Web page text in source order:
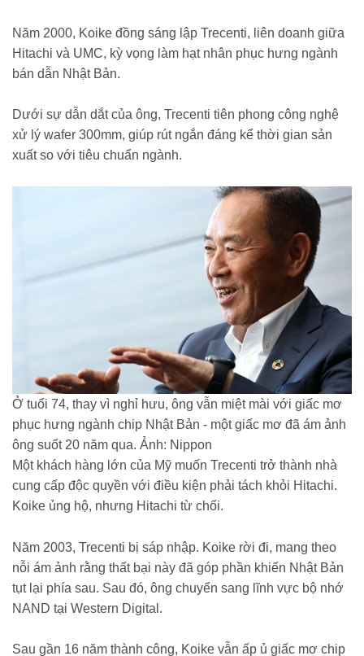
Năm 2000, Koike đồng sáng lập Trecenti, liên doanh giữa
Hitachi và UMC, kỳ vọng làm hạt nhân phục hưng ngành
bán dẫn Nhật Bản.
Dưới sự dẫn dắt của ông, Trecenti tiên phong công nghệ
xử lý wafer 300mm, giúp rút ngắn đáng kể thời gian sản
xuất so với tiêu chuẩn ngành.
Ở tuổi 74, thay vì nghỉ hưu, ông vẫn miệt mài với giấc mơ
phục hưng ngành chip Nhật Bản - một giấc mơ đã ám ảnh
ông suốt 20 năm qua. Ảnh: Nippon
Một khách hàng lớn của Mỹ muốn Trecenti trở thành nhà
cung cấp độc quyền với điều kiện phải tách khỏi Hitachi.
Koike ủng hộ, nhưng Hitachi từ chối.
Năm 2003, Trecenti bị sáp nhập. Koike rời đi, mang theo
nỗi ám ảnh rằng thất bại này đã góp phần khiến Nhật Bản
tụt lại phía sau. Sau đó, ông chuyển sang lĩnh vực bộ nhớ
NAND tại Western Digital.
Sau gần 16 năm thành công, Koike vẫn ấp ủ giấc mơ chip